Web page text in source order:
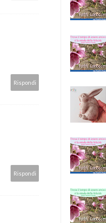
Rispondi
Rispondi